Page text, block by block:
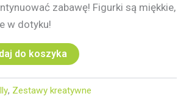
zabawę! Figurki są miękkie,
w dotyku!
do koszyka
, Zestawy kreatywne